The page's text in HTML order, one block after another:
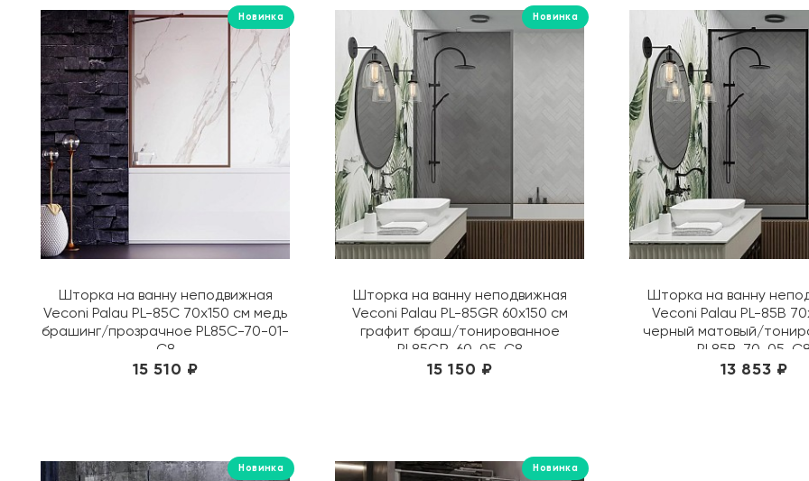
Новинка
Шторка на ванну неподвижная
Veconi Palau PL-85C 70х150 см медь
брашинг/прозрачное PL85C-70-01-
C8
15 510 ₽
Новинка
Шторка на ванну неподвижная
Veconi Palau PL-85GR 60х150 см
графит браш/тонированное
PL85GR-60-05-C8
15 150 ₽
Шторка на ванну
Veconi Palau PL-85B
черный матовый/
PL85B-70-05-C8
13 853 ₽
Новинка Новинка